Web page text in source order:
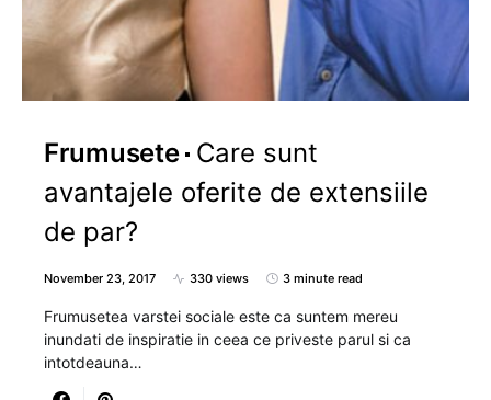
Frumusete Care sunt
avantajele oferite de extensiile
de par?
November 23, 2017 330 views 3 minute read
Frumusetea varstei sociale este ca suntem mereu
inundati de inspiratie in ceea ce priveste parul si ca
intotdeauna…